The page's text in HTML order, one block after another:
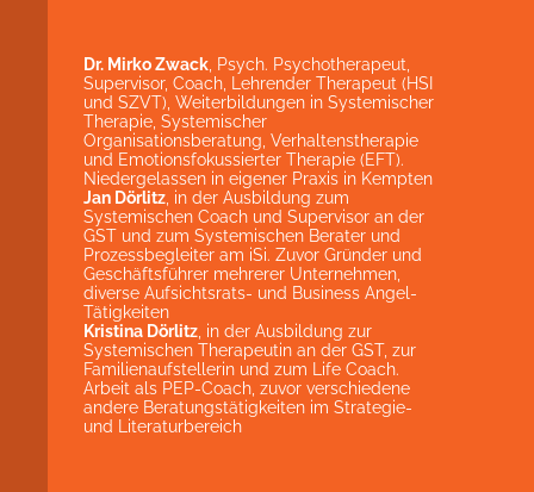
Dr. Mirko Zwack, Psych. Psychotherapeut,
Supervisor, Coach, Lehrender Therapeut (HSI
und SZVT), Weiterbildungen in Systemischer
Therapie, Systemischer
Organisationsberatung, Verhaltenstherapie
und Emotionsfokussierter Therapie (EFT).
Niedergelassen in eigener Praxis in Kempten
Jan Dörlitz, in der Ausbildung zum
Systemischen Coach und Supervisor an der
GST und zum Systemischen Berater und
Prozessbegleiter am iSi. Zuvor Gründer und
Geschäftsführer mehrerer Unternehmen,
diverse Aufsichtsrats- und Business Angel-
Tätigkeiten
Kristina Dörlitz, in der Ausbildung zur
Systemischen Therapeutin an der GST, zur
Familienaufstellerin und zum Life Coach.
Arbeit als PEP-Coach, zuvor verschiedene
andere Beratungstätigkeiten im Strategie-
und Literaturbereich